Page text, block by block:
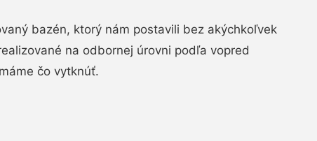
bazén, ktorý nám postavili bez akýchkoľvek
na odbornej úrovni podľa vopred
čo vytknúť.